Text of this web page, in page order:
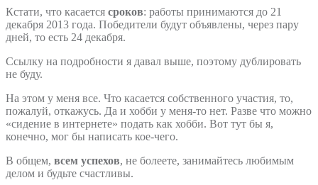
Кстати, что касается сроков: работы принимаются до 21
декабря 2013 года. Победители будут объявлены, через пару
дней, то есть 24 декабря.
Ссылку на подробности я давал выше, поэтому дублировать
не буду.
На этом у меня все. Что касается собственного участия, то,
пожалуй, откажусь. Да и хобби у меня-то нет. Разве что можно
«сидение в интернете» подать как хобби. Вот тут бы я,
конечно, мог бы написать кое-чего.
В общем, всем успехов, не болеете, занимайтесь любимым
делом и будьте счастливы.